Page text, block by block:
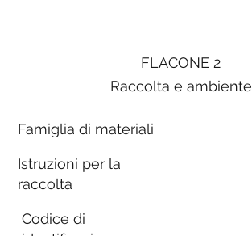
FLACONE 2
Raccolta e ambiente
Famiglia di materiali
Istruzioni per la
raccolta
Codice di